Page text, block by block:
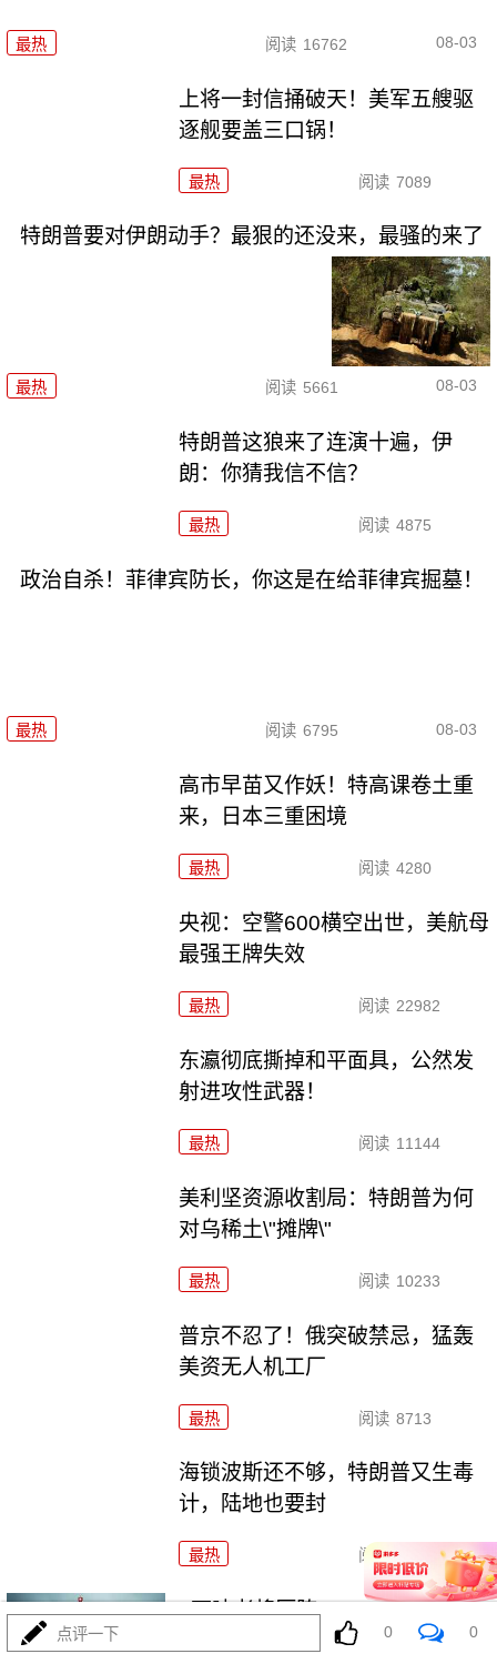
最热 阅读 16762 08-03
上将一封信捅破天！美军五艘驱
逐舰要盖三口锅！
最热 阅读 7089
特朗普要对伊朗动手？最狠的还没来，最骚的来了
最热 阅读 5661 08-03
特朗普这狼来了连演十遍，伊
朗：你猜我信不信？
最热 阅读 4875
政治自杀！菲律宾防长，你这是在给菲律宾掘墓！
最热 阅读 6795 08-03
高市早苗又作妖！特高课卷土重
来，日本三重困境
最热 阅读 4280
央视：空警600横空出世，美航母
最强王牌失效
最热 阅读 22982
东瀛彻底撕掉和平面具，公然发
射进攻性武器！
最热 阅读 11144
美利坚资源收割局：特朗普为何
对乌稀土\"摊牌\"
最热 阅读 10233
普京不忍了！俄突破禁忌，猛轰
美资无人机工厂
最热 阅读 8713
海锁波斯还不够，特朗普又生毒
计，陆地也要封
最热 阅读 8557
4万吨老将压阵，054B新锐亮
相：美菲仔细品品
点评一下 0 0